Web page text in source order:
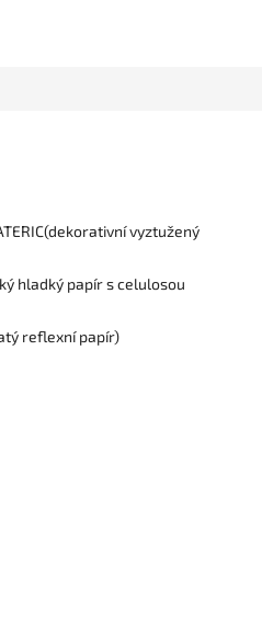
vyztužený
hladký papír s celulosou
reflexní papír)